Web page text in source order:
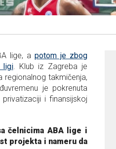
lige, a potom je zbog
ligi.
Klub iz Zagreba je
takmičenja,
je pokrenuta
i finansijskoj
čelnicima ABA lige i
projekta i nameru da